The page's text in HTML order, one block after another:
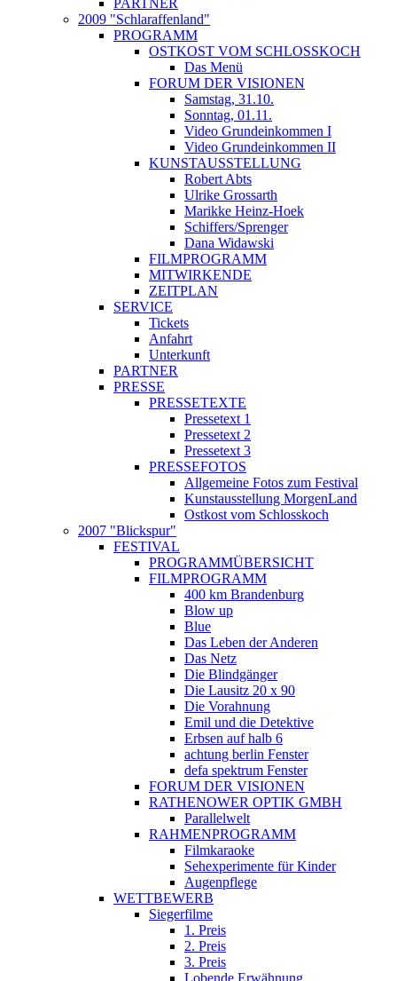
PARTNER
2009 "Schlaraffenland"
PROGRAMM
OSTKOST VOM SCHLOSSKOCH
Das Menü
FORUM DER VISIONEN
Samstag, 31.10.
Sonntag, 01.11.
Video Grundeinkommen I
Video Grundeinkommen II
KUNSTAUSSTELLUNG
Robert Abts
Ulrike Grossarth
Marikke Heinz-Hoek
Schiffers/Sprenger
Dana Widawski
FILMPROGRAMM
MITWIRKENDE
ZEITPLAN
SERVICE
Tickets
Anfahrt
Unterkunft
PARTNER
PRESSE
PRESSETEXTE
Pressetext 1
Pressetext 2
Pressetext 3
PRESSEFOTOS
Allgemeine Fotos zum Festival
Kunstausstellung MorgenLand
Ostkost vom Schlosskoch
2007 "Blickspur"
FESTIVAL
PROGRAMMÜBERSICHT
FILMPROGRAMM
400 km Brandenburg
Blow up
Blue
Das Leben der Anderen
Das Netz
Die Blindgänger
Die Lausitz 20 x 90
Die Vorahnung
Emil und die Detektive
Erbsen auf halb 6
achtung berlin Fenster
defa spektrum Fenster
FORUM DER VISIONEN
RATHENOWER OPTIK GMBH
Parallelwelt
RAHMENPROGRAMM
Filmkaraoke
Sehexperimente für Kinder
Augenpflege
WETTBEWERB
Siegerfilme
1. Preis
2. Preis
3. Preis
Lobende Erwähnung